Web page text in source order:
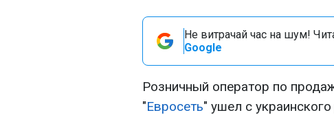
Не витрачай час на шум!
Google
Розничный оператор по
"Евросеть" ушел с